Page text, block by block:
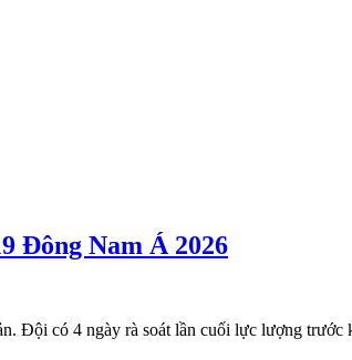
Đông Nam Á 2026
Đội có 4 ngày rà soát lần cuối lực lượng